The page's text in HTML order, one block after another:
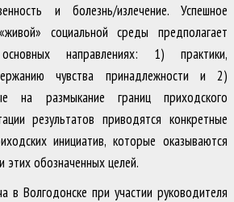
и болезнь/излечение. Успешное
социальной среды предполагает
направлениях: 1) практики,
чувства принадлежности и 2)
на размыкание границ приходского
результатов приводятся конкретные
инициатив, которые оказываются
обозначенных целей.
в Волгодонске при участии руководителя